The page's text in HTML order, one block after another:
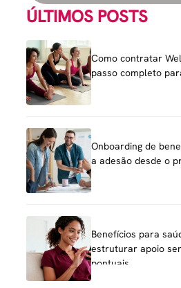
ÚLTIMOS POSTS
Como contratar
passo completo
Onboarding de
a adesão desde o
Benefícios para
estruturar apoio
pontuais